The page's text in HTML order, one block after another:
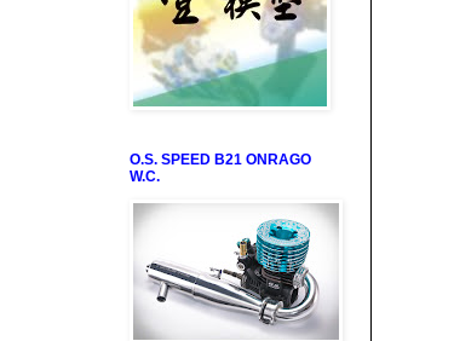
O.S. SPEED B21 ONRAGO
W.C.